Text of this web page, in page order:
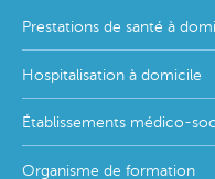
Footer
menu
Prestations de santé à
Hospitalisation à domicile
Établissements médico-
Organisme de formation